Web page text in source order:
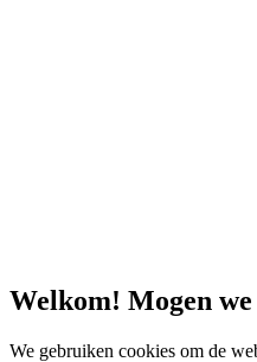
Welkom! Mogen
We gebruiken cookies om de